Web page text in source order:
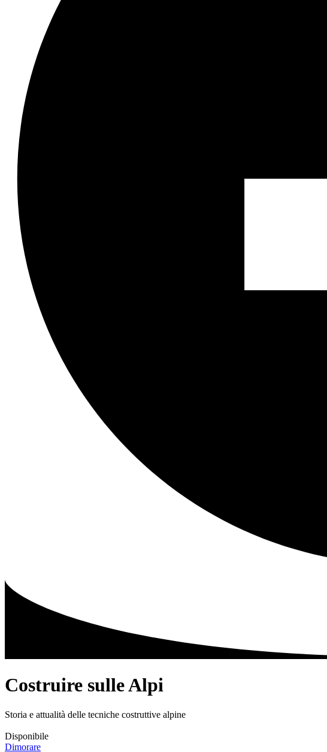
Costruire sulle Alpi
Storia e attualità delle tecniche costruttive alpine
Disponibile
Dimorare